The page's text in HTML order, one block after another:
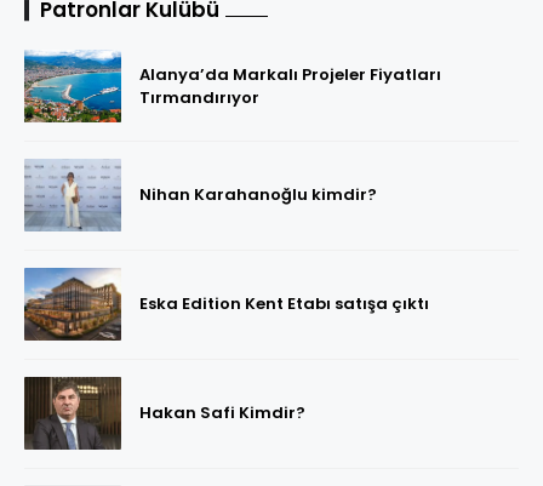
Patronlar Kulübü
Alanya’da Markalı Projeler Fiyatları
Tırmandırıyor
Nihan Karahanoğlu kimdir?
Eska Edition Kent Etabı satışa çıktı
Hakan Safi Kimdir?